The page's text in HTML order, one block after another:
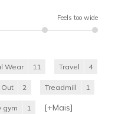
Feels too wide
Wear 11 Travel 4
2 Treadmill 1
gym 1 [+Mais]